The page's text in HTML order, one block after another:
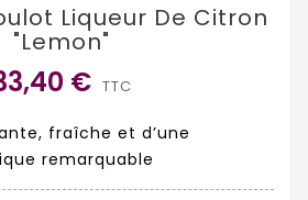
Liqueur De Citron
"Lemon"
€ TTC
fraîche et d’une
remarquable